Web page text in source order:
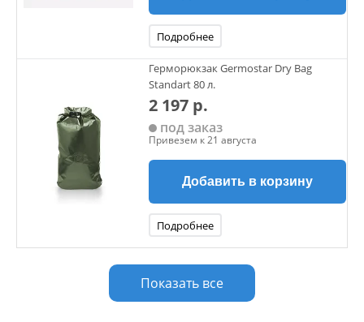
Подробнее
Герморюкзак Germostar Dry Bag
Standart 80 л.
2 197 р.
под заказ
Привезем к 21 августа
Добавить в корзину
Подробнее
Показать все